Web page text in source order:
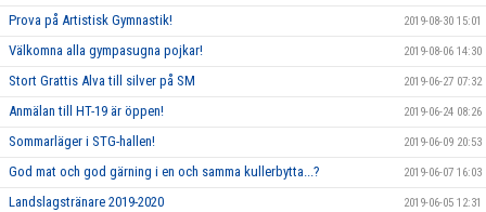
Prova på Artistisk Gymnastik! 2019-08-30 15:01
Välkomna alla gympasugna pojkar! 2019-08-06 14:30
Stort Grattis Alva till silver på SM 2019-06-27 07:32
Anmälan till HT-19 är öppen! 2019-06-24 08:26
Sommarläger i STG-hallen! 2019-06-09 20:53
God mat och god gärning i en och samma kullerbytta...? 2019-06-07 16:03
Landslagstränare 2019-2020 2019-06-05 12:31